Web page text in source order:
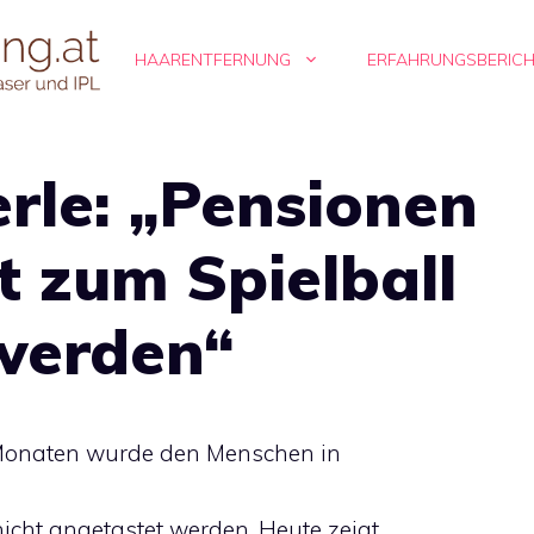
HAARENTFERNUNG
„Pensionen
zum Spielball
wurde den Menschen in